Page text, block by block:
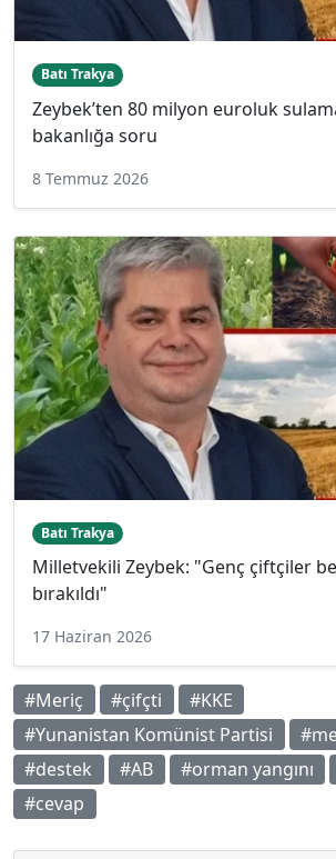
Batı Trakya
Zeybek’ten 80 milyon euroluk
bakanlığa soru
8 Temmuz 2026
Batı Trakya
Milletvekili Zeybek: "Genç çiftçiler
bırakıldı"
17 Haziran 2026
#Meriç #çifçti
#KKE
#Yunanistan Komünist Partisi
#destek
#AB #orman yangını
#cevap